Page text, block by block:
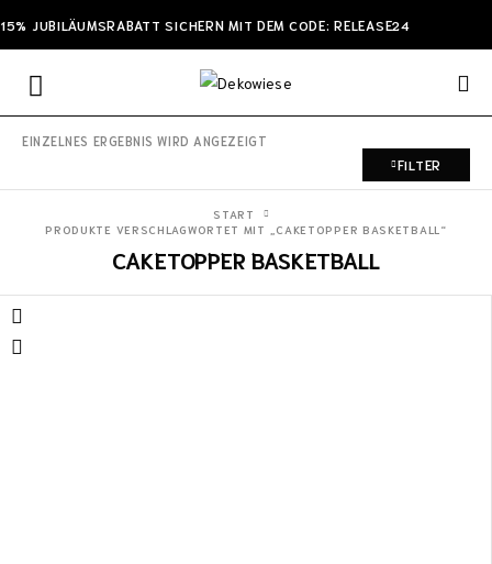
15% JUBILÄUMSRABATT SICHERN MIT DEM CODE: RELEASE24
EINZELNES ERGEBNIS WIRD ANGEZEIGT
FILTER
CAKETOPPER BASKETBALL
START
PRODUKTE VERSCHLAGWORTET MIT „CAKETOPPER BASKETBALL“